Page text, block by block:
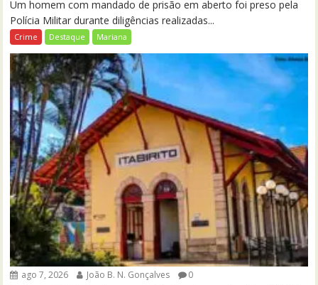
Um homem com mandado de prisão em aberto foi preso pela
Polícia Militar durante diligências realizadas...
Crime Destaque Mariana
ago 7, 2026 João B. N. Gonçalves 0